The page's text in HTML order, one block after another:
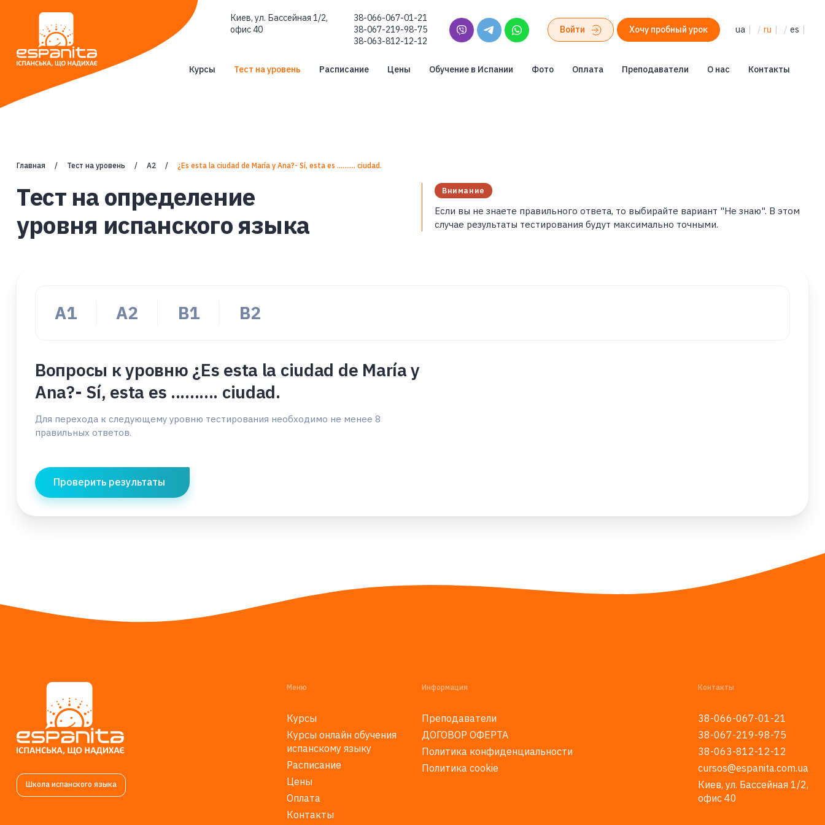
Курсы Тест на уровень Расписание Цены Обучение в Испании Фото Оплата Преподаватели О нас Контакты
Киев, ул. Бассейная 1/2,
офис 40
38-066-067-01-21
38-067-219-98-75
38-063-812-12-12
Войти Хочу пробный урок ua | / ru | / es |
Главная Тест на уровень А2 ¿Es esta la ciudad de María y Ana?- Sí, esta es .......... ciudad.
Tест на определение
уровня испанского языка
Внимание
Если вы не знаете правильного ответа, то выбирайте вариант "Не знаю". В этом
случае результаты тестирования будут максимально точными.
A1 А2 В1 B2
Вопросы к уровню ¿Es esta la ciudad de María y
Ana?- Sí, esta es .......... ciudad.
Для перехода к следующему уровню тестирования необходимо не менее 8
правильных ответов.
Проверить результаты
Школа испанского языка
Меню
Курсы
Курсы онлайн обучения
испанскому языку
Расписание
Цены
Оплата
Контакты
Информация
Преподаватели
ДОГОВОР ОФЕРТА
Политика конфиденциальности
Политика cookie
Контакты
38-066-067-01-21
38-067-219-98-75
38-063-812-12-12
cursos@espanita.com.ua
Киев, ул. Бассейная 1/2,
офис 40